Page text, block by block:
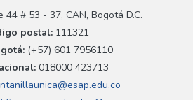
# 53 - 37, CAN, Bogotá D.C.
postal: 111321
(+57) 601 7956110
018000 423713